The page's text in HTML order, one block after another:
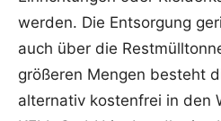
werden. Die Entsorgung
auch über die
größeren Mengen besteht
alternativ kostenfrei in den